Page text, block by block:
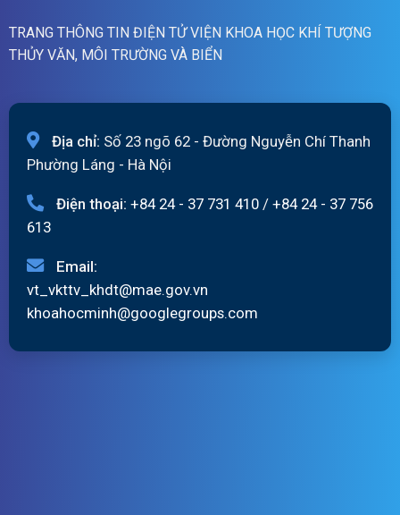
TRANG THÔNG TIN ĐIỆN TỬ VIỆN KHOA HỌC KHÍ TƯỢNG
THỦY VĂN, MÔI TRƯỜNG VÀ BIỂN
Địa chỉ: Số 23 ngõ 62 - Đường Nguyễn Chí Thanh
Phường Láng - Hà Nội
Điện thoại: +84 24 - 37 731 410 / +84 24 - 37 756
613
Email:
vt_vkttv_khdt@mae.gov.vn
khoahocminh@googlegroups.com